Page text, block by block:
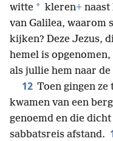
witte * kleren+ naast
van Galilea, waarom
kijken? Deze Jezus,
hemel is
als jullie hem naar de
12 Toen gingen
kwamen van een
genoemd en die
sabbatsreis afstand.